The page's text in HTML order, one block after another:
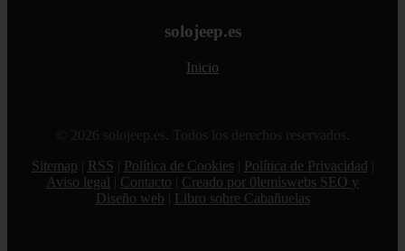
solojeep.es
Inicio
© 2026 solojeep.es. Todos los derechos reservados.
Sitemap
RSS Política de Cookies Política de Privacidad
Aviso legal
Contacto
Creado por 0lemiswebs SEO y
Diseño web
Libro sobre Cabañuelas